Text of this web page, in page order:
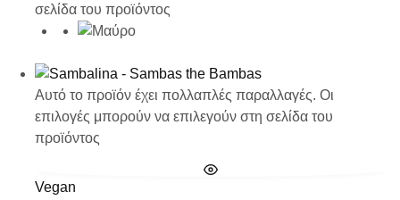
σελίδα του προϊόντος
Αυτό το προϊόν έχει πολλαπλές παραλλαγές. Οι
επιλογές μπορούν να επιλεγούν στη σελίδα του
προϊόντος
Vegan